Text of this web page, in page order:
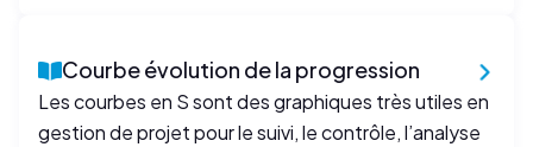
Courbe évolution de la progression
Les courbes en S sont des graphiques très utiles en
gestion de projet pour le suivi, le contrôle, l’analyse